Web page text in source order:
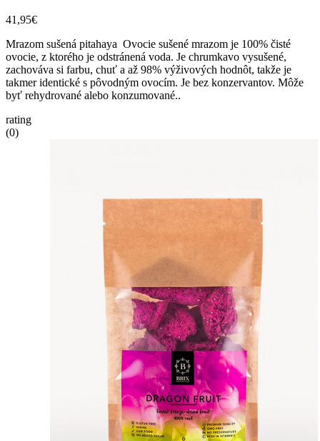
41,95€
Mrazom sušená pitahaya Ovocie sušené mrazom je 100% čisté
ovocie, z ktorého je odstránená voda. Je chrumkavo vysušené,
zachováva si farbu, chuť a až 98% výživových hodnôt, takže je
takmer identické s pôvodným ovocím. Je bez konzervantov. Môže
byť rehydrované alebo konzumované..
rating
(0)